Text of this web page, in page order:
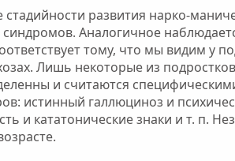
развития нарко-
Аналогичное
тому, что мы видим у
Лишь некоторые из
и считаются
истинный галлюциноз и
и кататонические знаки и т. п.